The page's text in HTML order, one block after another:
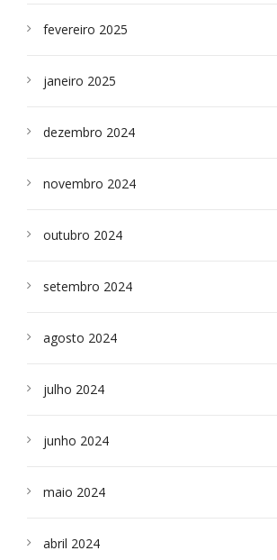
fevereiro 2025
janeiro 2025
dezembro 2024
novembro 2024
outubro 2024
setembro 2024
agosto 2024
julho 2024
junho 2024
maio 2024
abril 2024